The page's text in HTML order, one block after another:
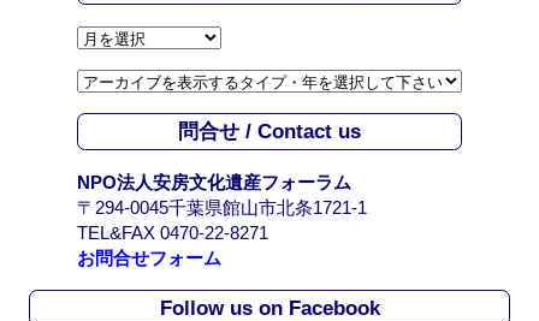
ア
カ
イ
ブ
A
r
c
h
i
問合せ / Contact us
NPO法人安房文化遺産フォーラム
〒294-0045千葉県館山市北条1721-1
TEL&FAX 0470-22-8271
お問合せフォーム
Follow us on Facebook